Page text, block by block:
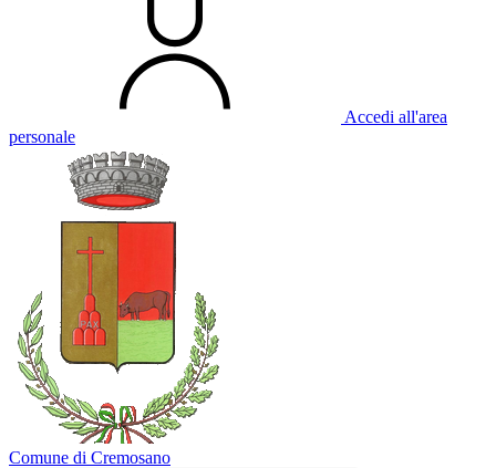
Accedi all'area
personale
Comune di Cremosano